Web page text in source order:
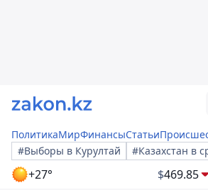
ПолитикаМирФинансыСтатьи
#Выборы в Курултай
#Казахстан в
+27° $469.85